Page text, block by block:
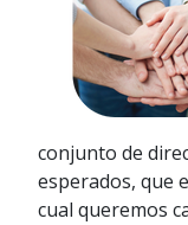
conjunto de
esperados, que
cual queremos